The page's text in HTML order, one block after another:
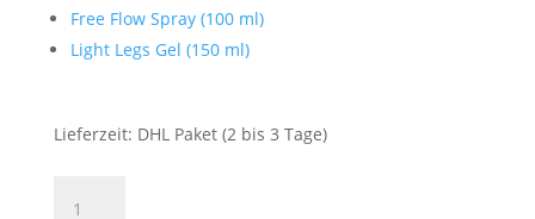
Free Flow Spray (100 ml)
Light Legs Gel (150 ml)
Lieferzeit: DHL Paket (2 bis 3 Tage)